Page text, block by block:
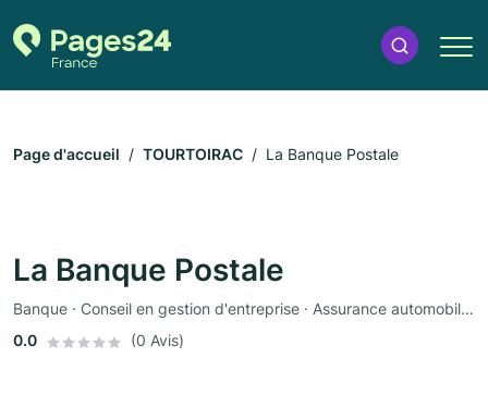
Page d'accueil TOURTOIRAC La Banque Postale
La Banque Postale
Banque · Conseil en gestion d'entreprise · Assurance automobile · Assurance
0.0
(0 Avis)